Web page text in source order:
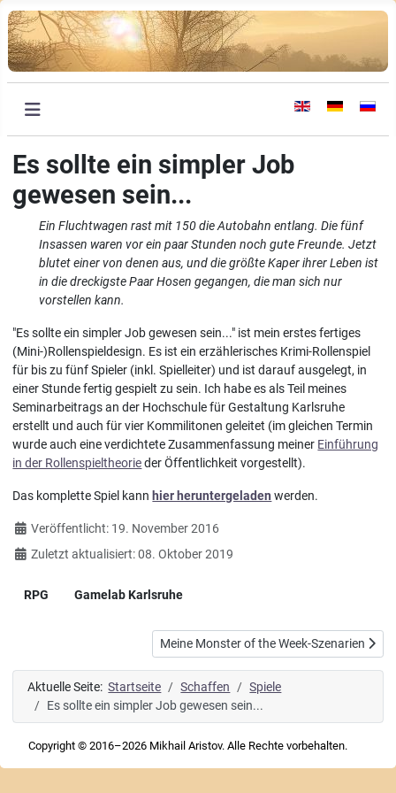
Sprache auswählen
Es sollte ein simpler Job
gewesen sein...
Ein Fluchtwagen rast mit 150 die Autobahn entlang. Die fünf
Insassen waren vor ein paar Stunden noch gute Freunde. Jetzt
blutet einer von denen aus, und die größte Kaper ihrer Leben ist
in die dreckigste Paar Hosen gegangen, die man sich nur
vorstellen kann.
"Es sollte ein simpler Job gewesen sein..." ist mein erstes fertiges
(Mini-)Rollenspieldesign. Es ist ein erzählerisches Krimi-Rollenspiel
für bis zu fünf Spieler (inkl. Spielleiter) und ist darauf ausgelegt, in
einer Stunde fertig gespielt zu sein. Ich habe es als Teil meines
Seminarbeitrags an der Hochschule für Gestaltung Karlsruhe
erstellt und auch für vier Kommilitonen geleitet (im gleichen Termin
wurde auch eine verdichtete Zusammenfassung meiner Einführung
in der Rollenspieltheorieder Öffentlichkeit vorgestellt).
Das komplette Spiel kann hier heruntergeladen werden.
Details
Veröffentlicht: 19. November 2016
Zuletzt aktualisiert: 08. Oktober 2019
RPG Gamelab Karlsruhe
Nächster Beitrag: Meine Monster of the
Meine Monster of the Week-Szenarien
Aktuelle Seite:Startseite Schaffen
Spiele
Es sollte ein simpler Job gewesen sein...
Copyright © 2016–2026 Mikhail Aristov. Alle Rechte vorbehalten.